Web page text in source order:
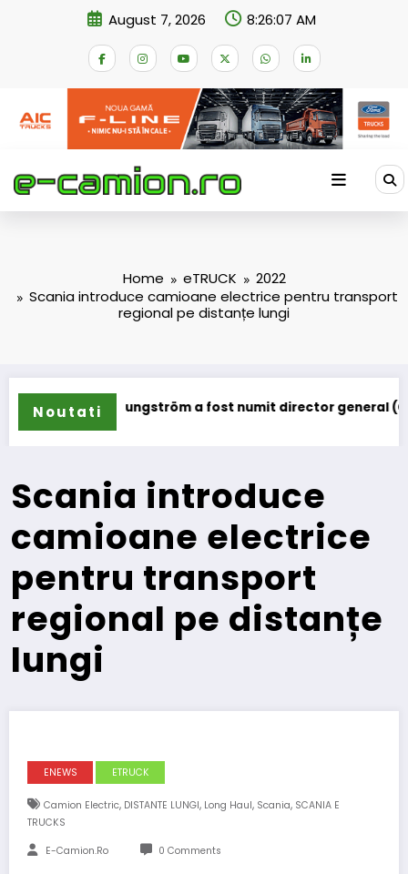
August 7, 2026 8:26:08 AM
Home eTRUCK
2022
Scania introduce camioane electrice pentru transport
regional pe distanțe lungi
Noutati
a fost numit director general (CFO) pentruIVECO
Scania introduce
camioane electrice
pentru transport
regional pe distanțe
lungi
ENEWS ETRUCK
Camion Electric, DISTANTE LUNGI, Long Haul, Scania, SCANIA E
TRUCKS
E-Camion.ro 0 Comments